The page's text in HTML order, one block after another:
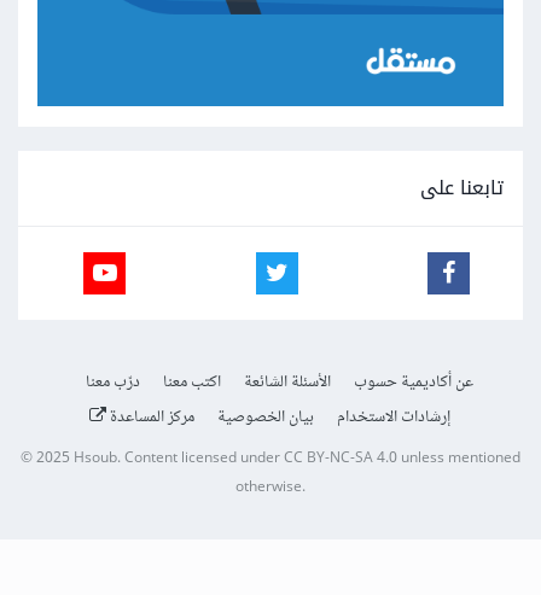
تابعنا على
عن أكاديمية حسوب الأسئلة الشائعة اكتب معنا
درّب معنا
إرشادات الاستخدام
بيان الخصوصية مركز المساعدة
© 2025 Hsoub.Content licensed underCC BY-NC-SA 4.0unless mentioned
otherwise.